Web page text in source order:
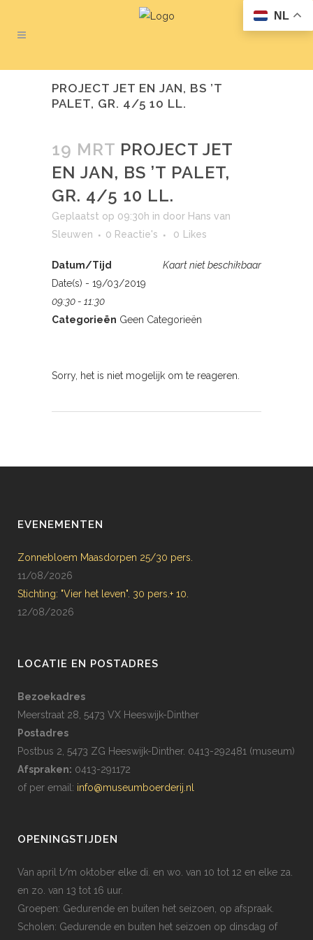
PROJECT JET EN JAN, BS ’T
PALET, GR. 4/5 10 LL.
19 MRT PROJECT JET
EN JAN, BS ’T PALET,
GR. 4/5 10 LL.
Geplaatst op 09:30h in door Hans van
Sleuwen
0 Reactie's 0 Likes
Kaart niet beschikbaar
Datum/Tijd
Date(s) - 19/03/2019
09:30 - 11:30
Categorieën Geen Categorieën
Sorry, het is niet mogelijk om te reageren.
EVENEMENTEN
Zonnebloem Maasdorpen 25/30 pers.
11/08/2026
Stichting: "Vier het leven". 30 pers.+ 10.
12/08/2026
LOCATIE EN POSTADRES
Bezoekadres
Meerstraat 28, 5473 VX Heeswijk-Dinther
Postadres
Postbus 2, 5473 ZG Heeswijk-Dinther. 0413-292481 (museum)
Afspraken: 0413-291172
of per email: info@museumboerderij.nl
OPENINGSTIJDEN
Van april t/m oktober elke di. en wo. van 10 tot 12 en elke za.
en zo. van 13 tot 16 uur.
Groepen: Gedurende en buiten het seizoen, op afspraak.
Scholen: Gedurende en buiten het seizoen op dinsdag of
NL